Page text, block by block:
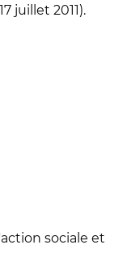
juillet 2011).
sociale et